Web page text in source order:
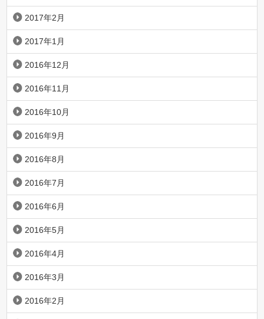
2017年2月
2017年1月
2016年12月
2016年11月
2016年10月
2016年9月
2016年8月
2016年7月
2016年6月
2016年5月
2016年4月
2016年3月
2016年2月